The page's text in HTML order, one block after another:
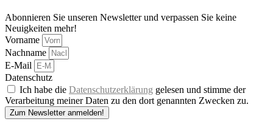
Abonnieren Sie unseren Newsletter und verpassen Sie keine
Neuigkeiten mehr!
Vorname
Nachname
E-Mail
Datenschutz
Ich habe die Datenschutzerklärung gelesen und stimme der
Verarbeitung meiner Daten zu den dort genannten Zwecken zu.
Zum Newsletter anmelden!